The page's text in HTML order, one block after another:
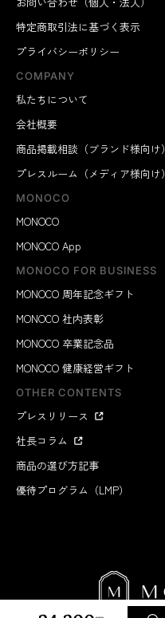
特定商取引法に基づく表示
プライバシーポリシー
COMPANY
私たちについて
会社概要
商品掲載相談（ブランド様向け）
プレスルーム（メディア様向け）
MONOCO
MONOCO
MONOCO App
MONOCO FOR BUSINESS
MONOCO 周年記念ギフト
MONOCO 社内表彰
MONOCO 卒業記念品
MONOCO 健康経営ギフト
OTHER CONTENTS
プレスリリース
社長コラム
商品の選び方記事
優待プログラム（LMP）